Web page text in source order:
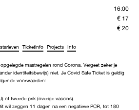
16:00
€ 17
€ 20
Ticketinfo Projects Info
maatregelen rond Corona. Vergeet zeker je
identiteitsbewijs) niet. Je Covid Safe Ticket is geldig
voorwaarden:
of tweede prik (overige vaccins).
wil zeggen 11 dagen na een negatieve PCR, tot 180